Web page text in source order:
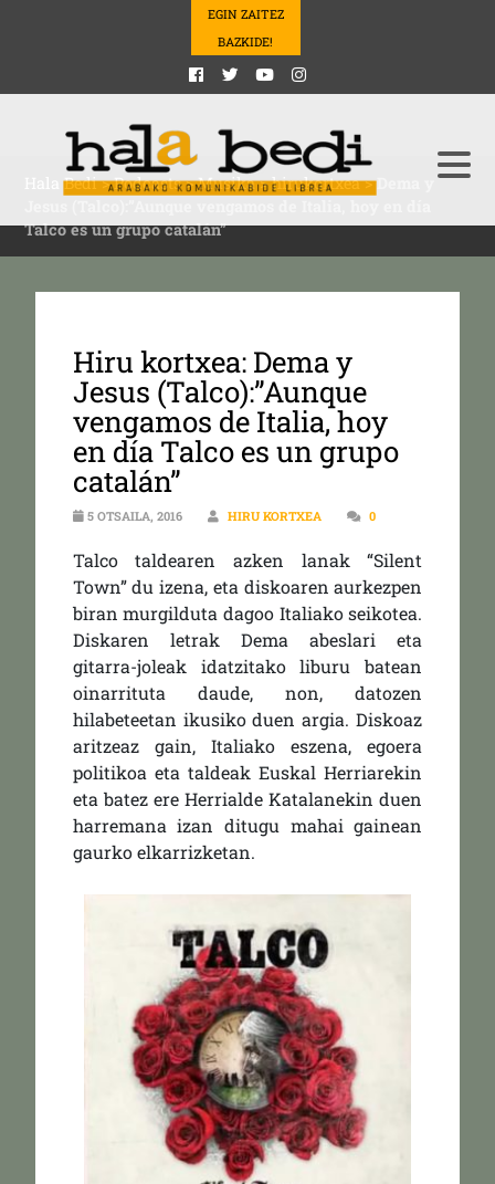
EGIN ZAITEZ
BAZKIDE!
Hala Bedi>Podcasts>Musika>hirukortxea>
Talco es un grupo catalán”
Hiru kortxea: Dema y
Jesus (Talco):”Aunque
vengamos de Italia, hoy
en día Talco es un grupo
catalán”
5 OTSAILA, 2016 HIRU KORTXEA 0
Talco taldearen azken lanak “Silent
Town” du izena, eta diskoaren aurkezpen
biran murgilduta dagoo Italiako seikotea.
Diskaren letrak Dema abeslari eta
gitarra-joleak idatzitako liburu batean
oinarrituta daude, non, datozen
hilabeteetan ikusiko duen argia. Diskoaz
aritzeaz gain, Italiako eszena, egoera
politikoa eta taldeak Euskal Herriarekin
eta batez ere Herrialde Katalanekin duen
harremana izan ditugu mahai gainean
gaurko elkarrizketan.